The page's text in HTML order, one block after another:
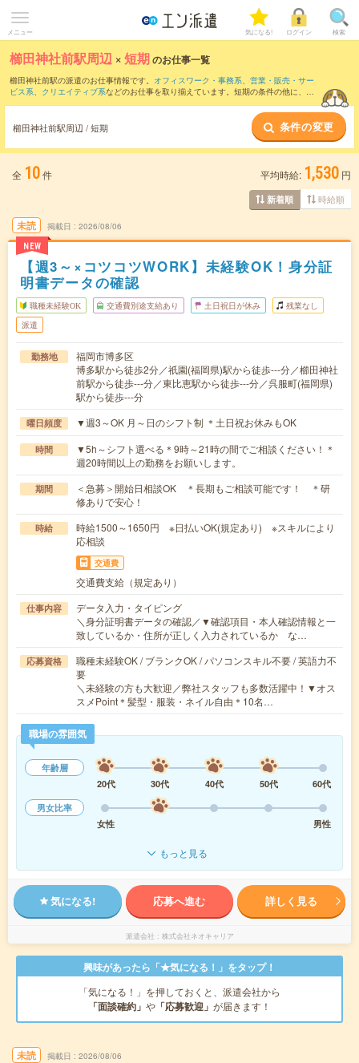
メニュー 気になる! ログイン 検索
櫛田神社前駅周辺 ×短期のお仕事一覧
櫛田神社前駅の派遣のお仕事情報です。 オフィスワーク・事務系、 営業・販売・サー
ビス系、 クリエイティブ系などのお仕事を取り揃えています。短期の条件の他に、 交
櫛田神社前駅周辺 / 短期 条件の変更
全 10件 平均時給: 1,530 円
新着順 時給順
未読
NEW
掲載日 2026/08/06
【週3～×コツコツWORK】未経験OK！身分証
明書データの確認
職種未経験OK 交通費別途支給あり 土日祝日が休み 残業なし
派遣
勤務地
福岡市博多区
博多駅から徒歩2分／祇園(福岡県)駅から徒歩---分／櫛田神社
前駅から徒歩---分／東比恵駅から徒歩---分／呉服町(福岡県)
駅から徒歩---分
曜日頻度 ▼週3～OK 月～日のシフト制 ＊土日祝お休みもOK
時間
▼5h～シフト選べる＊9時～21時の間でご相談ください！＊
週20時間以上の勤務をお願いします。
期間
＜急募＞開始日相談OK ＊長期もご相談可能です！ ＊研
修ありで安心！
時給
時給1500～1650円 ※日払いOK(規定あり) ※スキルにより
応相談
交通費
交通費支給（規定あり）
仕事内容
データ入力・タイピング
＼身分証明書データの確認／▼確認項目・本人確認情報と一
致しているか・住所が正しく入力されているか な…
応募資格
職種未経験OK / ブランクOK / パソコンスキル不要 / 英語力不
要
＼未経験の方も大歓迎／弊社スタッフも多数活躍中！▼オス
スメPoint＊髪型・服装・ネイル自由＊10名…
職場の雰囲気
年齢層
20代
30代 40代 50代
60代
男女比率
女性
男性
もっと見る
気になる! 応募へ進む 詳しく見る
派遣会社 株式会社ネオキャリア
興味があったら「★気になる！」をタップ！
「気になる！」を押しておくと、派遣会社から
「面談確約」 や 「応募歓迎」 が届きます！
未読 掲載日 2026/08/06